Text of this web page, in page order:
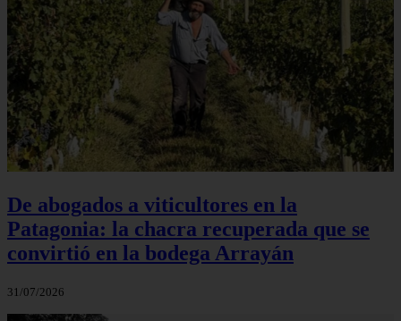
De abogados a viticultores en la
Patagonia: la chacra recuperada que se
convirtió en la bodega Arrayán
31/07/2026